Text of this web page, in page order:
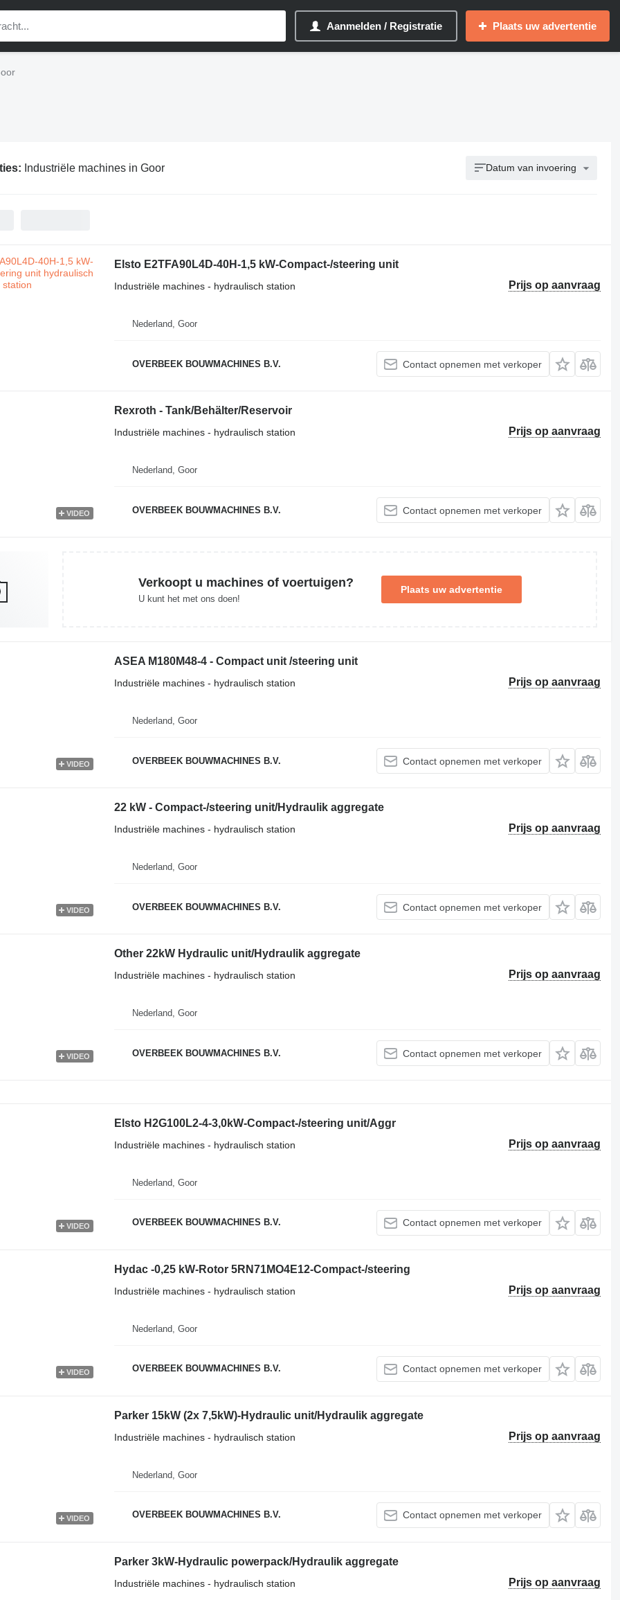
Aanmelden / Registratie Plaats uw advertentie
Industriële machines in Goor Datum van invoering
Elsto E2TFA90L4D-40H-1,5 kW-Compact-/steering unit
Prijs op aanvraag
Industriële machines - hydraulisch station
Nederland, Goor
OVERBEEK BOUWMACHINES B.V. Contact opnemen met verkoper
VIDEO
Rexroth - Tank/Behälter/Reservoir
Prijs op aanvraag
Industriële machines - hydraulisch station
Nederland, Goor
OVERBEEK BOUWMACHINES B.V. Contact opnemen met verkoper
Verkoopt u machines of voertuigen?
U kunt het met ons doen!
Plaats uw advertentie
VIDEO
ASEA M180M48-4 - Compact unit /steering unit
Prijs op aanvraag
Industriële machines - hydraulisch station
Nederland, Goor
OVERBEEK BOUWMACHINES B.V. Contact opnemen met verkoper
VIDEO
22 kW - Compact-/steering unit/Hydraulik aggregate
Prijs op aanvraag
Industriële machines - hydraulisch station
Nederland, Goor
OVERBEEK BOUWMACHINES B.V. Contact opnemen met verkoper
VIDEO
Other 22kW Hydraulic unit/Hydraulik aggregate
Prijs op aanvraag
Industriële machines - hydraulisch station
Nederland, Goor
OVERBEEK BOUWMACHINES B.V. Contact opnemen met verkoper
VIDEO
Elsto H2G100L2-4-3,0kW-Compact-/steering unit/Aggr
Prijs op aanvraag
Industriële machines - hydraulisch station
Nederland, Goor
OVERBEEK BOUWMACHINES B.V. Contact opnemen met verkoper
VIDEO
Hydac -0,25 kW-Rotor 5RN71MO4E12-Compact-/steering
Prijs op aanvraag
Industriële machines - hydraulisch station
Nederland, Goor
OVERBEEK BOUWMACHINES B.V. Contact opnemen met verkoper
VIDEO
Parker 15kW (2x 7,5kW)-Hydraulic unit/Hydraulik aggregate
Prijs op aanvraag
Industriële machines - hydraulisch station
Nederland, Goor
OVERBEEK BOUWMACHINES B.V. Contact opnemen met verkoper
Parker 3kW-Hydraulic powerpack/Hydraulik aggregate
Prijs op aanvraag
Industriële machines - hydraulisch station